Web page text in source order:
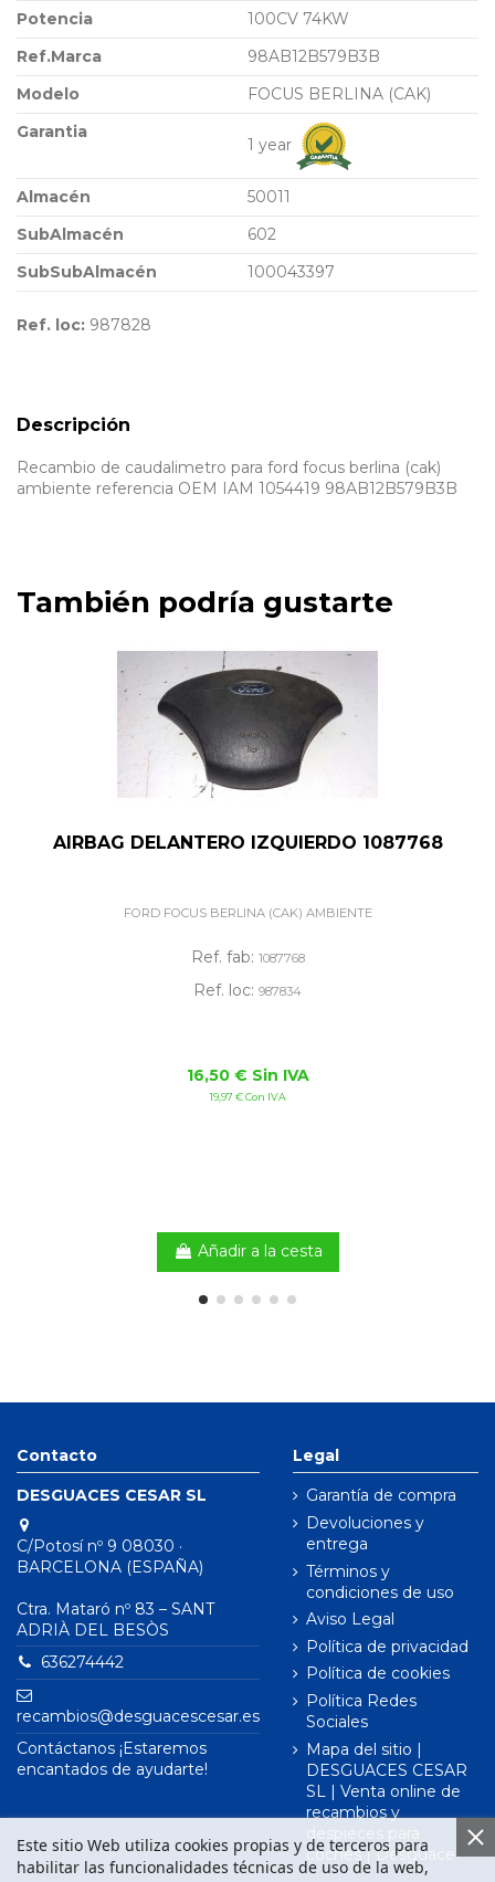
Potencia
100CV 74KW
Ref.Marca
98AB12B579B3B
Modelo
FOCUS BERLINA (CAK)
Garantia
1 year
Almacén
50011
SubAlmacén
602
SubSubAlmacén
100043397
Ref. loc: 987828
Descripción
Recambio de caudalimetro para ford focus berlina (cak)
ambiente referencia OEM IAM 1054419 98AB12B579B3B
También podría gustarte
AIRBAG DELANTERO IZQUIERDO 1087768
FORD FOCUS BERLINA (CAK) AMBIENTE
Ref. fab: 1087768
Ref. loc: 987834
16,50 € Sin IVA
19,97 € Con IVA
Añadir a la cesta
Contacto
DESGUACES CESAR SL
C/Potosí nº 9 08030 ·
BARCELONA (ESPAÑA)
Ctra. Mataró nº 83 – SANT
ADRIÀ DEL BESÒS
636274442
recambios@desguacescesar.es
Contáctanos ¡Estaremos
encantados de ayudarte!
Legal
Garantía de compra
Devoluciones y
entrega
Términos y
condiciones de uso
Aviso Legal
Política de privacidad
Política de cookies
Política Redes
Sociales
Mapa del sitio |
DESGUACES CESAR
SL | Venta online de
recambios y
despieces para
coches | Desguace
Este sitio Web utiliza cookies propias y de terceros para
habilitar las funcionalidades técnicas de uso de la web,